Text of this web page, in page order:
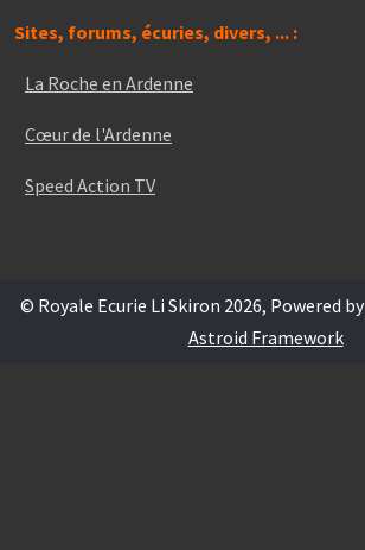
Sites, forums, écuries, divers, ... :
La Roche en Ardenne
Cœur de l'Ardenne
Speed Action TV
© Royale Ecurie Li Skiron 2026, Powered by
Astroid Framework